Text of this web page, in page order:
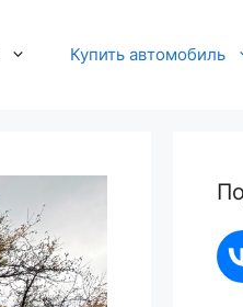
Купить автомобиль